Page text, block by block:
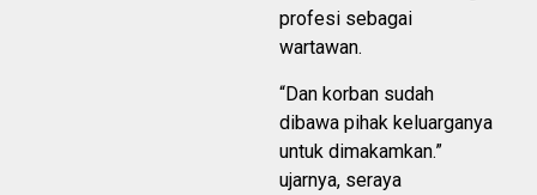
profesi sebagai
wartawan.
“Dan korban sudah
dibawa pihak keluarganya
untuk dimakamkan.”
ujarnya, seraya